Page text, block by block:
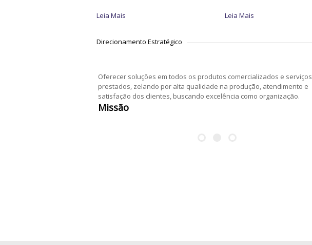
Leia Mais Leia Mais
Direcionamento Estratégico
Oferecer soluções em todos os produtos comercializados e serviços
prestados, zelando por alta qualidade na produção, atendimento e
satisfação dos clientes, buscando excelência como organização.
Missão